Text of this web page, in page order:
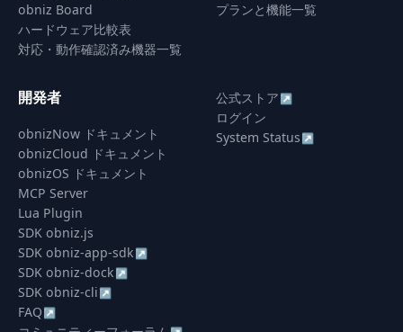
obniz Board
ハードウェア比較表
対応・動作確認済み機器一覧
プランと機能一覧
開発者
obnizNow ドキュメント
obnizCloud ドキュメント
obnizOS ドキュメント
MCP Server
Lua Plugin
SDK obniz.js
SDK obniz-app-sdk ↗
SDK obniz-dock ↗
SDK obniz-cli ↗
FAQ ↗
公式ストア ↗
ログイン
System Status ↗